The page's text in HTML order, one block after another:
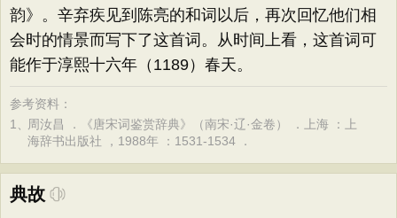
韵》。辛弃疾见到陈亮的和词以后，再次回忆他们相
会时的情景而写下了这首词。从时间上看，这首词可
能作于淳熙十六年（1189）春天。
参考资料：
1、 周汝昌 ．《唐宋词鉴赏辞典》（南宋·辽·金卷） ．上海 ：上
海辞书出版社 ，1988年 ：1531-1534 ．
典故